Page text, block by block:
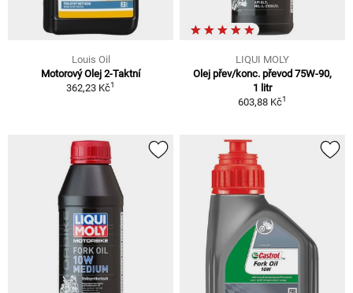
Louis Oil
Motorový Olej 2-Taktní
362,23 Kč1
LIQUI MOLY
Olej přev/konc. převod 75W-90,
1 litr
603,88 Kč1